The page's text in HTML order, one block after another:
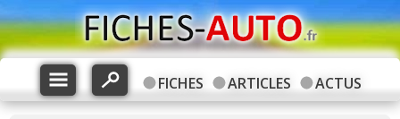
FICHES ARTICLES ACTUS